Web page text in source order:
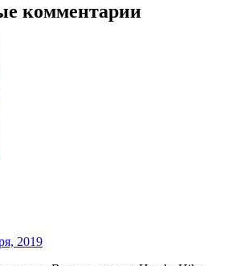
комментарии
2019